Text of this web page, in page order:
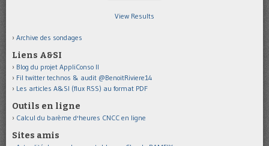
View Results
Archive des sondages
Liens A&SI
Blog du projet AppliConso II
Fil twitter technos & audit @BenoitRiviere14
Les articles A&SI (flux RSS) au format PDF
Outils en ligne
Calcul du barème d'heures CNCC en ligne
Sites amis